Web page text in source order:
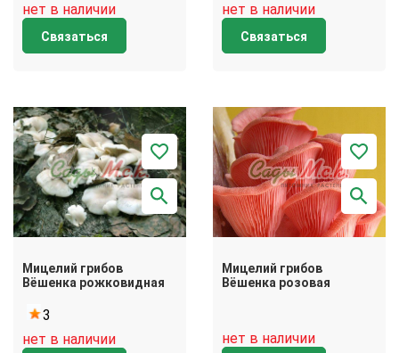
нет в наличии
Связаться
нет в наличии
Связаться
Мицелий грибов
Вёшенка рожковидная
3
нет в наличии
Мицелий грибов
Вёшенка розовая
нет в наличии